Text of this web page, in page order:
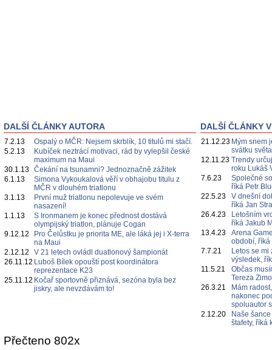
DALŠÍ ČLÁNKY AUTORA
7.2.13
Ospalý o MČR: Nejsem skrblík, 10 titulů mi stačí.
5.2.13
Kubíček neztrácí motivaci, rád by vylepšil české
maximum na Maui
30.1.13 Čekání na tsunamni? Jednoznačně zážitek
6.1.13
Simona Vykoukalová věří v obhajobu titulu z
MČR v dlouhém triatlonu
3.1.13
První muž triatlonu nepolevuje ve svém
nasazení!
1.1.13
S Ironmanem je konec přednost dostává
olympijský triatlon, plánuje Cogan
9.12.12
Pro Čelůstku je priorita ME, ale láká jej i X-terra
na Maui
2.12.12
V 21 letech ovládl duatlonový šampionát
26.11.12 Luboš Bílek opouští post koordinátora
reprezentace K23
25.11.12 Kočař sportovně přiznává, sezóna byla bez
jiskry, ale nevzdávám to!
DALŠÍ ČLÁNKY
21.12.23 Mým snem
svátku
12.11.23 Trendy
roku Lukáš
7.6.23
Společné
říká Petr
22.5.23
V dnešní
říká Jan
26.4.23
Letošním
říká Jakub
13.4.23
Arena
období,
7.7.21
Letos se
výsledek,
11.5.21
Občas
Tereza
26.3.21
Mám
nakonec
spoluautor
2.12.20
Naše
štafety, říká
Přečteno 802x